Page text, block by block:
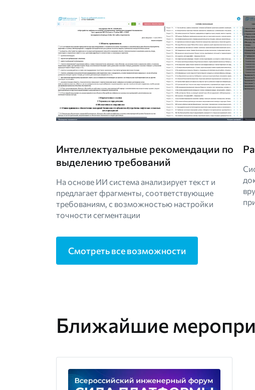
Интеллектуальные рекомендации по
выделению требований
На основе ИИ система анализирует текст и
предлагает фрагменты, соответствующие
требованиям, с возможностью настройки
точности сегментации
Смотреть все возможности
Ближайшие